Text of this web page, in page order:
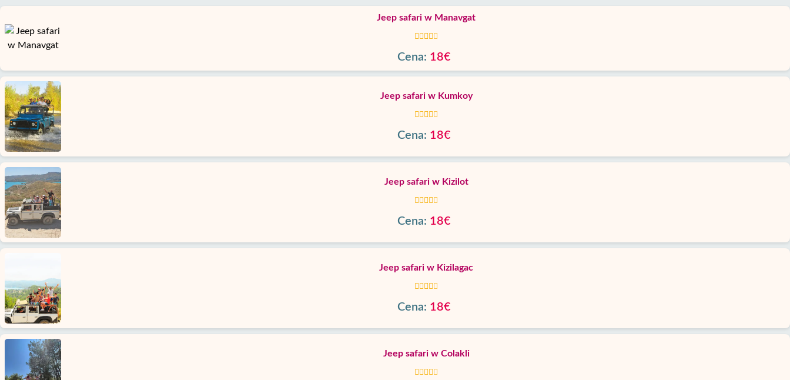
Jeep safari w Manavgat
Cena: 18€
Jeep safari w Kumkoy
Cena: 18€
Jeep safari w Kizilot
Cena: 18€
Jeep safari w Kizilagac
Cena: 18€
Jeep safari w Colakli